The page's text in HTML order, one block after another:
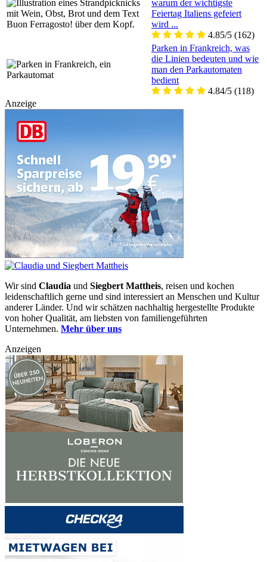
warum der wichtigste
Feiertag Italiens gefeiert
wird ...
4.85/5 (162)
Parken in Frankreich, was
die Linien bedeuten und wie
man den Parkautomaten
bedient
4.84/5 (118)
Anzeige
Wir sind Claudia und Siegbert Mattheis, reisen und kochen
leidenschaftlich gerne und sind interessiert an Menschen und Kultur
anderer Länder. Und wir schätzen nachhaltig hergestellte Produkte
von hoher Qualität, am liebsten von familiengeführten
Unternehmen. Mehr über uns
Anzeigen